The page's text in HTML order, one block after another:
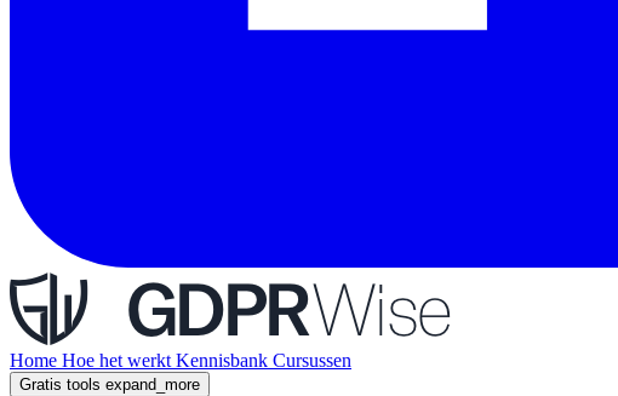
Home Hoe het werkt Kennisbank Cursussen
Gratis tools expand_more